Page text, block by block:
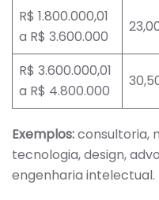
R$ 1.800.000,01
a R$ 3.600.000
R$ 3.600.000,01
a R$ 4.800.000
Exemplos:consultoria,
tecnologia, design,
engenharia intelectual.